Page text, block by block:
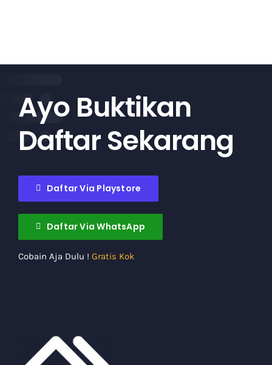
Ayo Buktikan
Daftar Sekarang
Daftar Via Playstore
Daftar Via WhatsApp
Cobain Aja Dulu ! Gratis Kok